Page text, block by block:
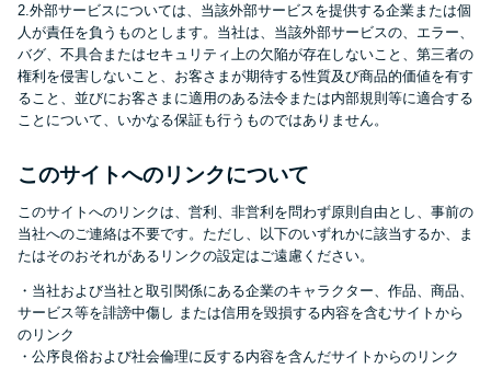
アコムはブラックでも審査に通
る？ 自分がブラックか確かめる
方法
アコムとレイクどっちがいい
の？ カードローンの選び方を徹
底解説！
プロミスの返済方法を徹底解
説！ もっとも便利でお得な返済
方法はどれ？
2.外部サービスについては、当該外部サービスを提供する企業または個
人が責任を負うものとします。当社は、当該外部サービスの、エラー、
バグ、不具合またはセキュリティ上の欠陥が存在しないこと、第三者の
権利を侵害しないこと、お客さまが期待する性質及び商品的価値を有す
ること、並びにお客さまに適用のある法令または内部規則等に適合する
ことについて、いかなる保証も行うものではありません。
このサイトへのリンクについて
このサイトへのリンクは、営利、非営利を問わず原則自由とし、事前の
当社へのご連絡は不要です。ただし、以下のいずれかに該当するか、ま
たはそのおそれがあるリンクの設定はご遠慮ください。
・当社および当社と取引関係にある企業のキャラクター、作品、商品、
サービス等を誹謗中傷し または信用を毀損する内容を含むサイトから
のリンク
・公序良俗および社会倫理に反する内容を含んだサイトからのリンク